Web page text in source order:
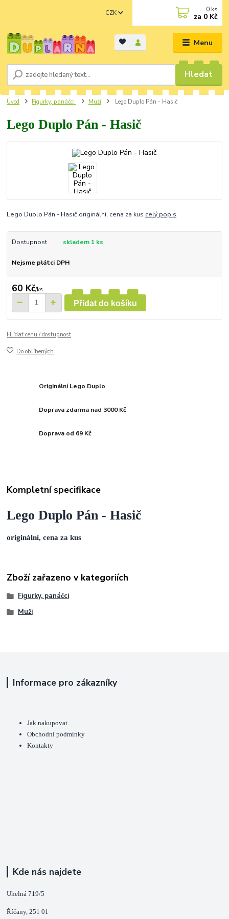
Menu
CZK
Hledat
0 ks
za 0 Kč
Úvod Figurky, panáčci Muži Lego Duplo Pán - Hasič
Lego Duplo Pán - Hasič
Lego Duplo Pán - Hasič originální, cena za kus celý popis
Dostupnost skladem 1 ks
Nejsme plátci DPH
60 Kč/ks
Přidat do košíku
Hlídat cenu / dostupnost
Do oblíbených
Originální Lego Duplo
Doprava zdarma nad 3000 Kč
Doprava od 69 Kč
Kompletní specifikace
Lego Duplo Pán - Hasič
originální, cena za kus
Zboží zařazeno v kategoriích
Figurky, panáčci
Muži
Informace pro zákazníky
Jak nakupovat
Obchodní podmínky
Kontakty
Kde nás najdete
Uhelná 719/5
Říčany, 251 01